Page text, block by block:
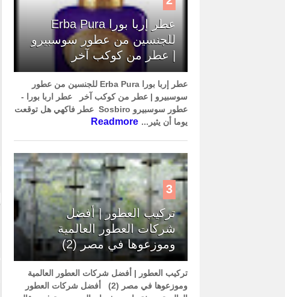
عطر إربا بورا Erba Pura
للجنسين من عطور سوسبيرو
| عطر من كوكب آخر
عطر إربا بورا Erba Pura للجنسين من عطور
سوسبيرو | عطر من كوكب آخر عطر اربا بورا -
عطور سوسبيرو Sosbiro عطر فاكهي هل توقعت
يوما أن يثير... Readmore
3
تركيب العطور | أفضل
شركات العطور العالمية
وموزعوها في مصر (2)
تركيب العطور | أفضل شركات العطور العالمية
وموزعوها في مصر (2) أفضل شركات العطور